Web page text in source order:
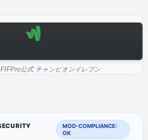
公式 チャンピオンイレブン
MOD-COMPLIANCE:
OK